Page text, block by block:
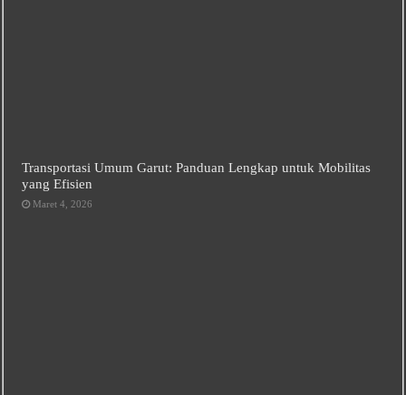
Transportasi Umum Garut: Panduan Lengkap untuk Mobilitas
yang Efisien
Maret 4, 2026